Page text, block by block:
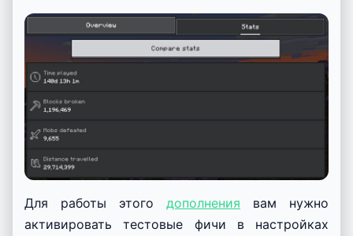
Для работы этого дополнения вам нужно
активировать тестовые фичи в настройках